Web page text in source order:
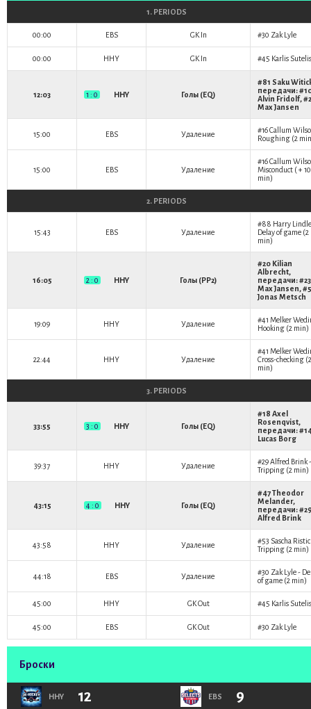
1. PERIODS
00:00 EBS GK In #30 Zak Lyle
00:00 HHY GK In #45 Karlis Sutelis
12:03 1 : 0 HHY Голы (EQ)
#81 Saku
передачи:
Alvin Fridolf,
Max Jansen
15:00 EBS Удаление #16Callum
Roughing (2
15:00 EBS Удаление
#16Callum
Misconduct ( + 10
min)
2. PERIODS
15:43 EBS Удаление
#88 Harry
Delay of game (2
min)
16:05 2 : 0 HHY Голы (PP2)
#20 Kilian
Albrecht,
передачи: #23
Max Jansen,
Jonas Metsch
19:09 HHY Удаление #41 Melker
Hooking (2 min)
22:44 HHY Удаление
#41 Melker
Cross-checking (2
min)
3. PERIODS
33:55 3 : 0 HHY Голы (EQ)
#18 Axel
Rosenqvist,
передачи:
Lucas Borg
39:37 HHY Удаление #29Alfred Brink-
Tripping (2 min)
43:15 4 : 0 HHY Голы (EQ)
#47Theodor
Melander,
передачи:
Alfred Brink
43:58 HHY Удаление #53 Sascha Ristic
Tripping (2 min)
44:18 EBS Удаление #30 Zak Lyle-
of game (2 min)
45:00 HHY GK Out #45 Karlis Sutelis
45:00 EBS GK Out #30 Zak Lyle
Броски
HHY 12 EBS 9